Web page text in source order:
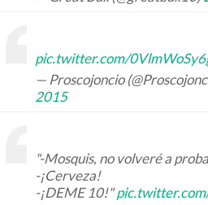
pic.twitter.com/
— Proscojoncio
2015
"-Mosquis, no volveré a
-¡Cerveza!
-¡DEME 10!"